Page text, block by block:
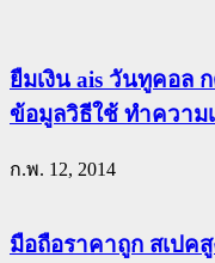
ยืมเงิน ais วันทูคอล
ข้อมูลวิธีใช้ ทำความ
ก.พ. 12, 2014
มือถือราคาถูก สเปค